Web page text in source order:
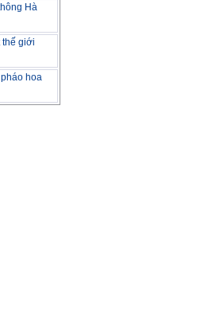
Hà
thế giới
hoa